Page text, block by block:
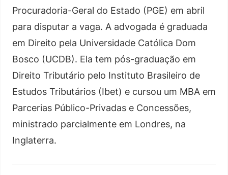
Procuradoria-Geral do Estado (PGE) em abril
para disputar a vaga. A advogada é graduada
em Direito pela Universidade Católica Dom
Bosco (UCDB). Ela tem pós-graduação em
Direito Tributário pelo Instituto Brasileiro de
Estudos Tributários (Ibet) e cursou um MBA em
Parcerias Público-Privadas e Concessões,
ministrado parcialmente em Londres, na
Inglaterra.